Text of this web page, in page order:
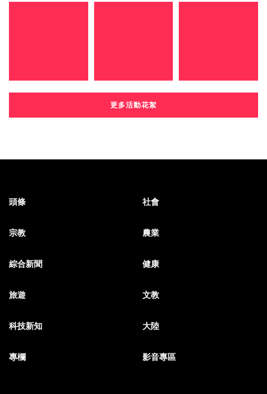
更多活動花絮
頭條 社會
宗教 農業
綜合新聞 健康
旅遊 文教
科技新知 大陸
專欄 影音專區